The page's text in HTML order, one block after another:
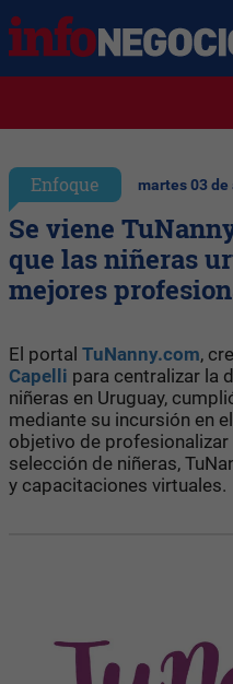
Enfoque martes 03
Se viene
que las niñeras
mejores
El portal TuNanny.com,
Capelli para centralizar la
niñeras en Uruguay,
mediante su incursión en
objetivo de
selección de niñeras,
y capacitaciones virtuales.